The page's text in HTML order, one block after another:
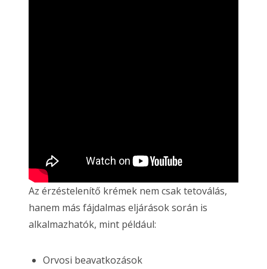
Az érzéstelenítő krémek nem csak tetoválás,
hanem más fájdalmas eljárások során is
alkalmazhatók, mint például:
Orvosi beavatkozások